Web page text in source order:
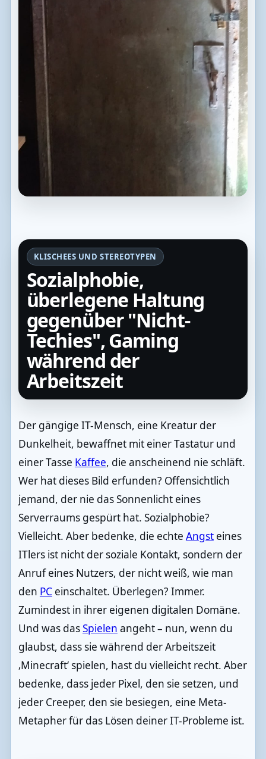
KLISCHEES UND STEREOTYPEN
Sozialphobie,
überlegene Haltung
gegenüber "Nicht-
Techies", Gaming
während der
Arbeitszeit
Der gängige IT-Mensch, eine Kreatur der
Dunkelheit, bewaffnet mit einer Tastatur und
einer Tasse Kaffee, die anscheinend nie schläft.
Wer hat dieses Bild erfunden? Offensichtlich
jemand, der nie das Sonnenlicht eines
Serverraums gespürt hat. Sozialphobie?
Vielleicht. Aber bedenke, die echte Angsteines
ITlers ist nicht der soziale Kontakt, sondern der
Anruf eines Nutzers, der nicht weiß, wie man
den PCeinschaltet. Überlegen? Immer.
Zumindest in ihrer eigenen digitalen Domäne.
Und was dasSpielen angeht – nun, wenn du
glaubst, dass sie während der Arbeitszeit
‚Minecraft‘ spielen, hast du vielleicht recht. Aber
bedenke, dass jeder Pixel, den sie setzen, und
jeder Creeper, den sie besiegen, eine Meta-
Metapher für das Lösen deiner IT-Probleme ist.